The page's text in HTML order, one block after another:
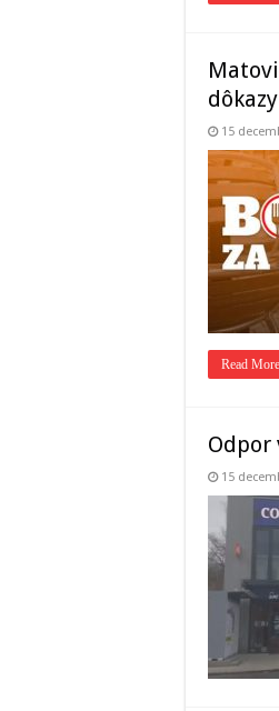
dôkazy
15
Read
Odpor
15